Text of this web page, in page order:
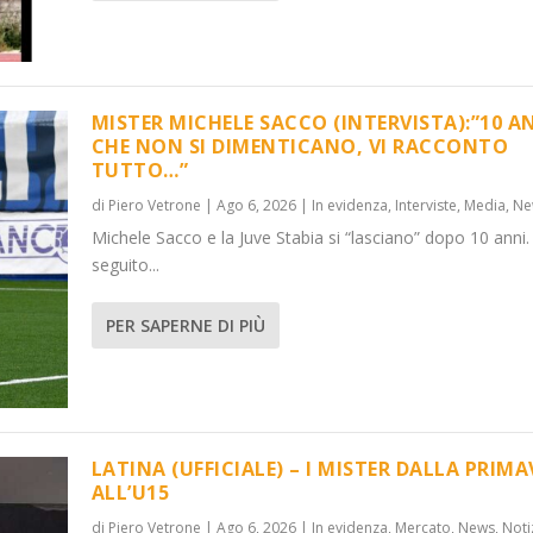
ANNI C...
Media,News
PRIMAVER...
,Notizie
MISTER MICHELE SACCO (INTERVISTA):”10
CHE NON SI DIMENTICANO, VI RACCONTO
TUTTO…”
di Piero Vetrone | Ago 6, 2026| In evidenza, Interviste, Media,
Michele Sacco e la Juve Stabia si “lasciano” dopo 10
seguito...
PER SAPERNE DI PIÙ
LATINA (UFFICIALE) – I MISTER DALLA
ALL’U15
di Piero Vetrone | Ago 6, 2026| In evidenza, Mercato, News,